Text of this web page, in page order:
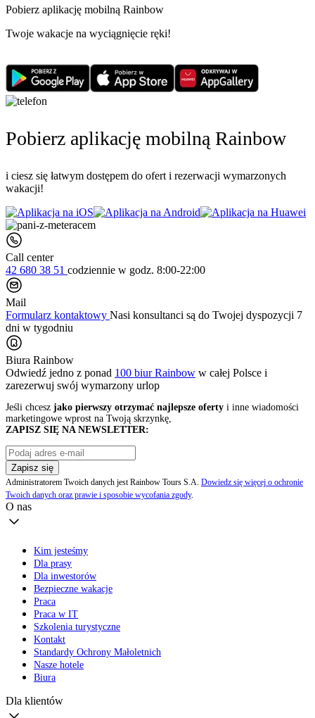
Pobierz aplikację mobilną Rainbow
Twoje wakacje na wyciągnięcie ręki!
Pobierz aplikację mobilną Rainbow
i ciesz się łatwym dostępem do ofert i rezerwacji wymarzonych
wakacji!
Call center
42 680 38 51 codziennie w godz. 8:00-22:00
Mail
Formularz kontaktowy Nasi konsultanci są do Twojej dyspozycji 7
dni w tygodniu
Biura Rainbow
Odwiedź jedno z ponad 100 biur Rainbow w całej Polsce i
zarezerwuj swój wymarzony urlop
Jeśli chcesz jako pierwszy otrzymać najlepsze oferty i inne wiadomości
marketingowe wprost na Twoją skrzynkę,
ZAPISZ SIĘ NA NEWSLETTER:
Zapisz się
Administratorem Twoich danych jest Rainbow Tours S.A. Dowiedz się więcej o ochronie
Twoich danych oraz prawie i sposobie wycofania zgody.
O nas
Kim jesteśmy
Dla prasy
Dla inwestorów
Bezpieczne wakacje
Praca
Praca w IT
Szkolenia turystyczne
Kontakt
Standardy Ochrony Małoletnich
Nasze hotele
Biura
Dla klientów